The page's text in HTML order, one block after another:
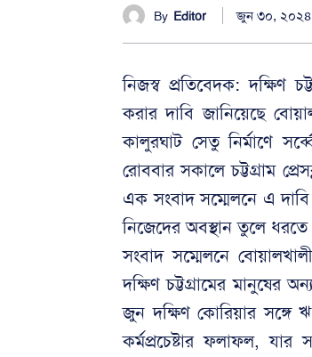
By Editor জুন ৩০, ২০২৪
নিজস্ব প্রতিবেদক: দক্ষিণ
করার দাবি জানিয়েছে
কালুরঘাট সেতু নির্মাণে
রোববার সকালে চট্টগ্রাম
এক সংবাদ সম্মেলনে এ দাবি
নিজেদের অবস্থান তুলে
সংবাদ সম্মেলনে
দক্ষিণ চট্টগ্রামের মানুষের
জুন দক্ষিণ কোরিয়ার সঙ্গে
কর্মপ্রচেষ্টার ফলাফল, যার